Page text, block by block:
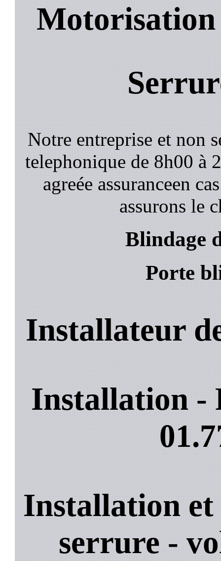
Motorisation
Notre entreprise et non
telephonique de 8h00 à
agreée assuranceen
assurons le
Blindage
Porte
Installateur
Installation -
Installation
serrure -